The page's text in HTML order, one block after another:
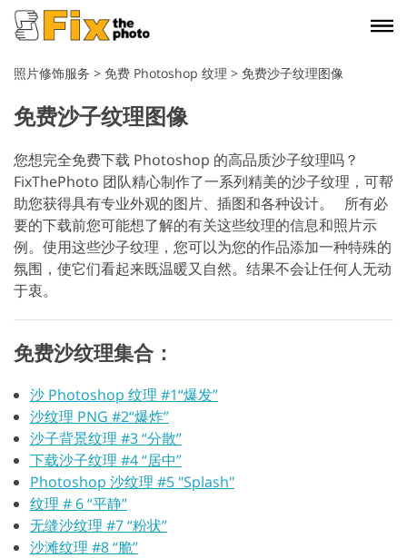
照片修饰服务 > 免费 Photoshop 纹理 > 免费沙子纹理图像
免费沙子纹理图像
您想完全免费下载 Photoshop 的高品质沙子纹理吗？
FixThePhoto 团队精心制作了一系列精美的沙子纹理，可帮
助您获得具有专业外观的图片、插图和各种设计。 所有必
要的下载前您可能想了解的有关这些纹理的信息和照片示
例。使用这些沙子纹理，您可以为您的作品添加一种特殊的
氛围，使它们看起来既温暖又自然。结果不会让任何人无动
于衷。
免费沙纹理集合：
沙 Photoshop 纹理 #1“爆发”
沙纹理 PNG #2“爆炸”
沙子背景纹理 #3 “分散”
下载沙子纹理 #4 “居中”
Photoshop 沙纹理 #5 "Splash"
纹理 # 6 “平静”
无缝沙纹理 #7 “粉状”
沙滩纹理 #8 “脆”